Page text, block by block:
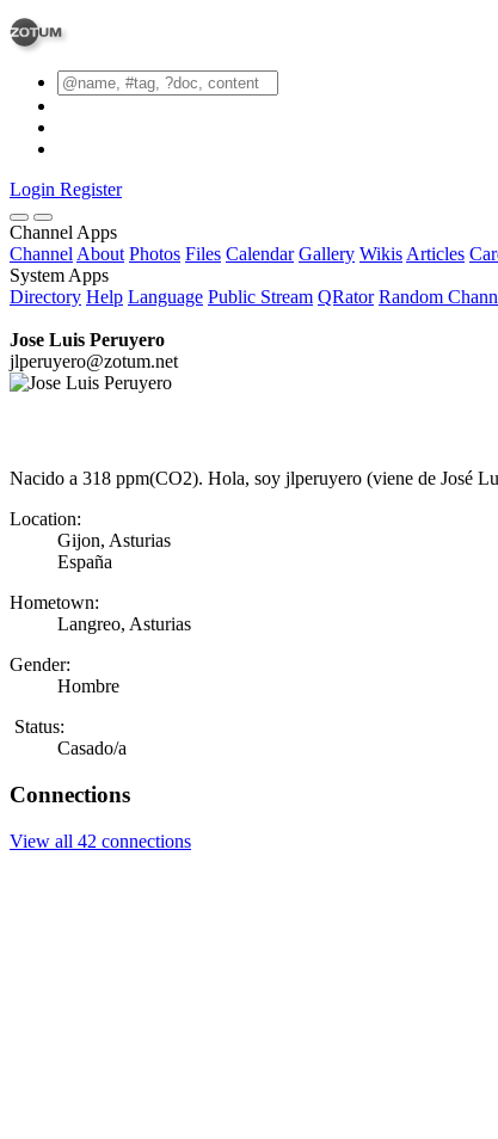
Login Register
Channel Apps
Channel About Photos Files Calendar Gallery Wikis Articles
System Apps
Directory Help Language Public Stream QRator Random
Jose Luis Peruyero
jlperuyero@zotum.net
Nacido a 318 ppm(CO2). Hola, soy jlperuyero (viene de José
Location:
Gijon, Asturias
España
Hometown:
Langreo, Asturias
Gender:
Hombre
Status:
Casado/a
Connections
View all 42 connections